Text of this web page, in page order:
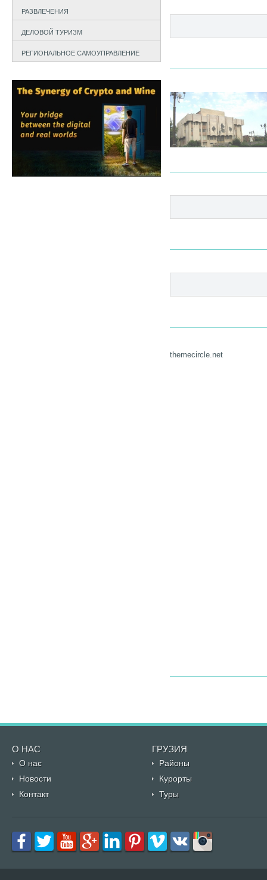
РАЗВЛЕЧЕНИЯ
ДЕЛОВОЙ ТУРИЗМ
РЕГИОНАЛЬНОЕ САМОУПРАВЛЕНИЕ
themecircle.net
О НАС ГРУЗИЯ
О нас
Районы
Новости
Курорты
Контакт
Туры